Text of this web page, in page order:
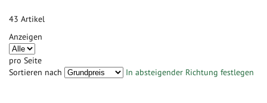
43 Artikel
Anzeigen
pro Seite
Sortieren nach
In absteigender Richtung festlegen